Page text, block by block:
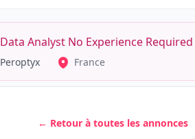
Data Analyst No Experience Required
Peroptyx France
← Retour à toutes les annonces